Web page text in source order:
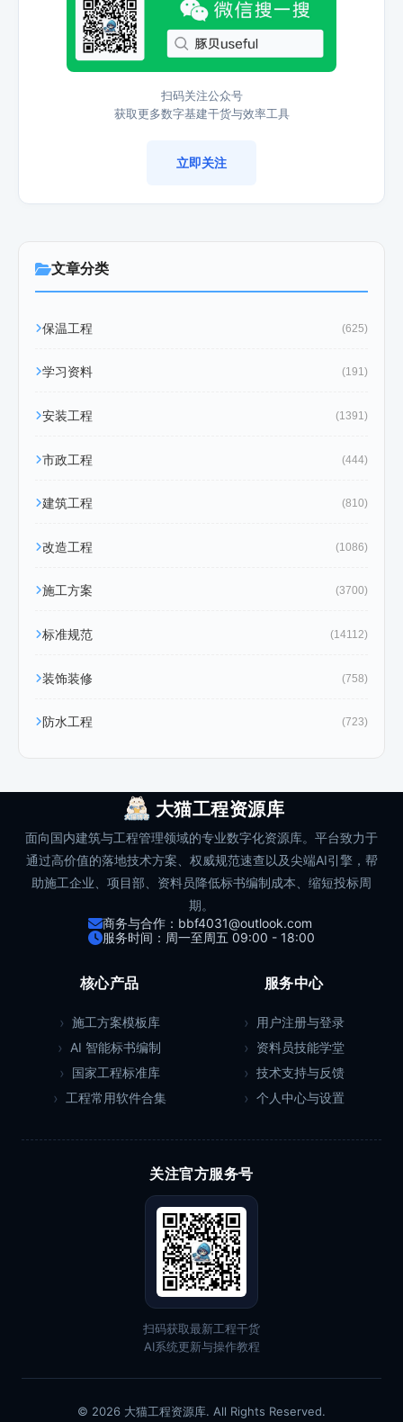
扫码关注公众号
获取更多数字基建干货与效率工具
立即关注
文章分类
保温工程 (625)
学习资料 (191)
安装工程 (1391)
市政工程 (444)
建筑工程 (810)
改造工程 (1086)
施工方案 (3700)
标准规范 (14112)
装饰装修 (758)
防水工程 (723)
大猫工程资源库
面向国内建筑与工程管理领域的专业数字化资源库。平台致力于
通过高价值的落地技术方案、权威规范速查以及尖端AI引擎，帮
助施工企业、项目部、资料员降低标书编制成本、缩短投标周
期。
商务与合作：bbf4031@outlook.com
服务时间：周一至周五 09:00 - 18:00
核心产品
施工方案模板库
AI 智能标书编制
国家工程标准库
工程常用软件合集
服务中心
用户注册与登录
资料员技能学堂
技术支持与反馈
个人中心与设置
关注官方服务号
扫码获取最新工程干货
AI系统更新与操作教程
© 2026 大猫工程资源库. All Rights Reserved.